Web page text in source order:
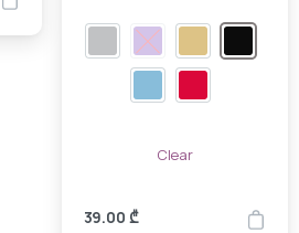
Clear
39.00 ₾